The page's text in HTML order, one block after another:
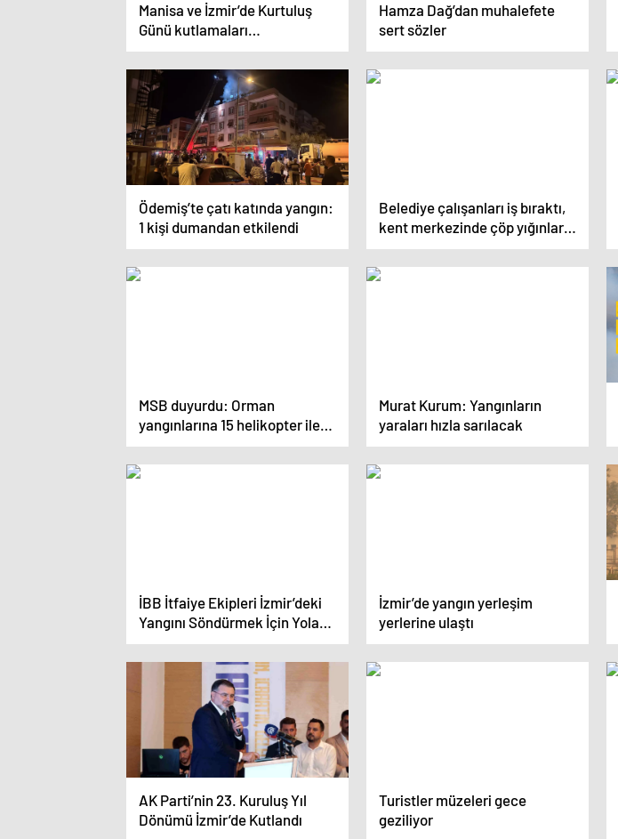
Manisa ve İzmir’de Kurtuluş
Günü kutlamaları
düzenlenecek
Hamza Dağ’dan muhalefete
sert sözler
Ödemiş’te çatı katında yangın:
1 kişi dumandan etkilendi
Belediye çalışanları iş bıraktı,
kent merkezinde çöp yığınları
oluştu
MSB duyurdu: Orman
yangınlarına 15 helikopter ile
müdahale ediyoruz
Murat Kurum: Yangınların
yaraları hızla sarılacak
İBB İtfaiye Ekipleri İzmir’deki
Yangını Söndürmek İçin Yola
Çıktı
İzmir’de yangın yerleşim
yerlerine ulaştı
AK Parti’nin 23. Kuruluş Yıl
Dönümü İzmir’de Kutlandı
Turistler müzeleri gece
geziliyor